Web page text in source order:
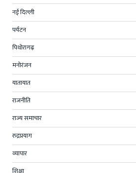
नई दिल्ली
पर्यटन
पिथोरागढ़
मनोरंजन
यातायात
राजनीति
राज्य समाचार
रुद्रप्रयाग
व्यापार